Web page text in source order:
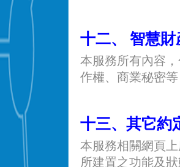
十二、 智慧
本服務所有內容
作權、商業秘密
十三、其它約
本服務相關網頁
所建置之功能及